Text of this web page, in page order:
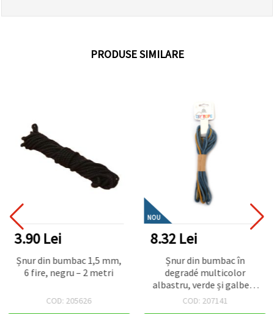
PRODUSE SIMILARE
3.90 Lei
Șnur din bumbac 1,5 mm,
6 fire, negru – 2 metri
COD: 205626
NOU
8.32 Lei
Șnur din bumbac în
degradé multicolor
albastru, verde și galben,
3 mm, ~5 m – perfect
COD: 207141